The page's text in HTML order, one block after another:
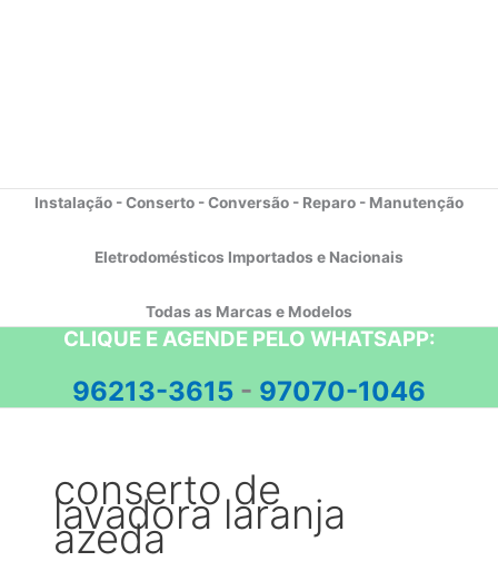
Instalação - Conserto - Conversão - Reparo - Manutenção
Eletrodomésticos Importados e Nacionais
Todas as Marcas e Modelos
CLIQUE E AGENDE PELO WHATSAPP:
96213-3615 - 97070-1046
conserto de
lavadora laranja
azeda